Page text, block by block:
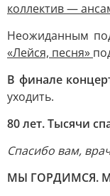
коллектив —
Неожиданным
«Лейся, песня»
В финале
уходить.
80 лет. Тысячи
Спасибо вам,
МЫ ГОРДИМСЯ.